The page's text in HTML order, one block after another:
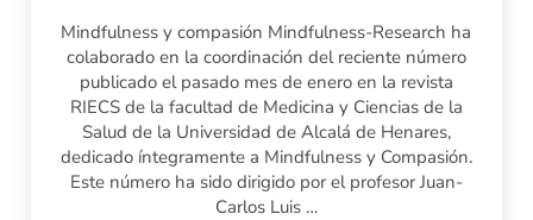
Mindfulness y compasión Mindfulness-Research ha
colaborado en la coordinación del reciente número
publicado el pasado mes de enero en la revista
RIECS de la facultad de Medicina y Ciencias de la
Salud de la Universidad de Alcalá de Henares,
dedicado íntegramente a Mindfulness y Compasión.
Este número ha sido dirigido por el profesor Juan-
Carlos Luis …